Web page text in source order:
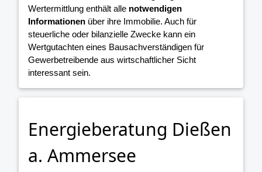
Wertermittlung enthält alle notwendigen
Informationen über ihre Immobilie. Auch für
steuerliche oder bilanzielle Zwecke kann ein
Wertgutachten eines Bausachverständigen für
Gewerbetreibende aus wirtschaftlicher Sicht
interessant sein.
Energieberatung Dießen
a. Ammersee